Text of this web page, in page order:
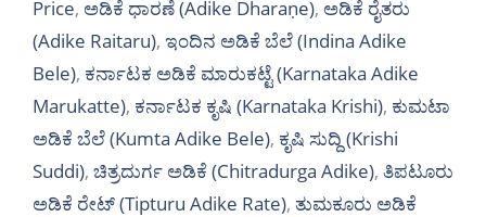
Price, ಅಡಿಕೆ ಧಾರಣೆ (Adike Dharaṇe), ಅಡಿಕೆ ರೈತರು
(Adike Raitaru), ಇಂದಿನ ಅಡಿಕೆ ಬೆಲೆ (Indina Adike
Bele), ಕರ್ನಾಟಕ ಅಡಿಕೆ ಮಾರುಕಟ್ಟೆ (Karnataka Adike
Marukatte), ಕರ್ನಾಟಕ ಕೃಷಿ (Karnataka Krishi), ಕುಮಟಾ
ಅಡಿಕೆ ಬೆಲೆ (Kumta Adike Bele), ಕೃಷಿ ಸುದ್ದಿ (Krishi
Suddi), ಚಿತ್ರದುರ್ಗ ಅಡಿಕೆ (Chitradurga Adike), ತಿಪಟೂರು
ಅಡಿಕೆ ರೇಟ್ (Tipturu Adike Rate), ತುಮಕೂರು ಅಡಿಕೆ